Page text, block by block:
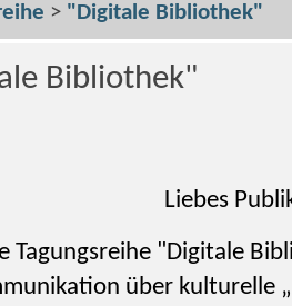
> "Digitale Bibliothek"
Bibliothek"
Liebes
Tagungsreihe "Digitale
über kulturelle